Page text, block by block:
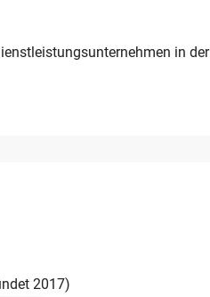
in der
2017)